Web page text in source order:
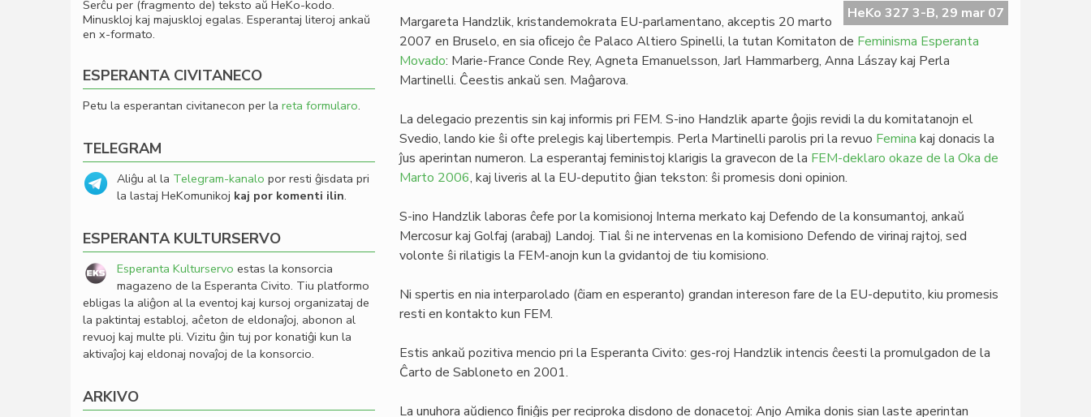
HeKo 327 3-B, 29 mar 07
Margareta Handzlik, kristandemokrata EU-parlamentano, akceptis 20 marto
2007 en Bruselo, en sia oﬁcejo ĉe Palaco Altiero Spinelli, la tutan Komitaton de Feminisma Esperanta
Movado: Marie-France Conde Rey, Agneta Emanuelsson, Jarl Hammarberg, Anna Lászay kaj Perla
Martinelli. Ĉeestis ankaŭ sen. Maĝarova.
La delegacio prezentis sin kaj informis pri FEM. S-ino Handzlik aparte ĝojis revidi la du komitatanojn el
Svedio, lando kie ŝi ofte prelegis kaj libertempis. Perla Martinelli parolis pri la revuo Femina kaj donacis la
ĵus aperintan numeron. La esperantaj feministoj klarigis la gravecon de la FEM-deklaro okaze de la Oka de
Marto 2006, kaj liveris al la EU-deputito ĝian tekston: ŝi promesis doni opinion.
S-ino Handzlik laboras ĉefe por la komisionoj Interna merkato kaj Defendo de la konsumantoj, ankaŭ
Mercosur kaj Golfaj (arabaj) Landoj. Tial ŝi ne intervenas en la komisiono Defendo de virinaj rajtoj, sed
volonte ŝi rilatigis la FEM-anojn kun la gvidantoj de tiu komisiono.
Ni spertis en nia interparolado (ĉiam en esperanto) grandan intereson fare de la EU-deputito, kiu promesis
resti en kontakto kun FEM.
Estis ankaŭ pozitiva mencio pri la Esperanta Civito: ges-roj Handzlik intencis ĉeesti la promulgadon de la
Ĉarto de Sabloneto en 2001.
La unuhora aŭdienco ﬁniĝis per reciproka disdono de donacetoj: Anjo Amika donis sian laste aperintan
Serĉu per (fragmento de) teksto aŭ HeKo-kodo.
Minuskloj kaj majuskloj egalas. Esperantaj literoj ankaŭ
en x-formato.
ESPERANTA CIVITANECO
Petu la esperantan civitanecon per la reta formularo.
TELEGRAM
Aliĝu al la Telegram-kanalo por resti ĝisdata pri
la lastaj HeKomunikoj kaj por komenti ilin.
ESPERANTA KULTURSERVO
Esperanta Kulturservo estas la konsorcia
magazeno de la Esperanta Civito. Tiu platformo
ebligas la aliĝon al la eventoj kaj kursoj organizataj de
la paktintaj establoj, aĉeton de eldonaĵoj, abonon al
revuoj kaj multe pli. Vizitu ĝin tuj por konatiĝi kun la
aktivaĵoj kaj eldonaj novaĵoj de la konsorcio.
ARKIVO